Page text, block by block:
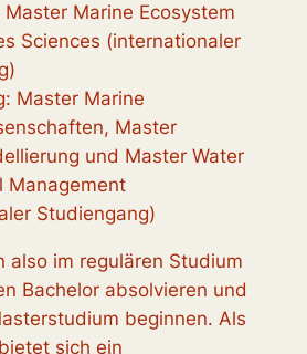
Marine Ecosystem
Sciences (internationaler
Master Marine
Master
und Master Water
Management
Studiengang)
also im regulären Studium
Bachelor absolvieren und
beginnen. Als
sich ein